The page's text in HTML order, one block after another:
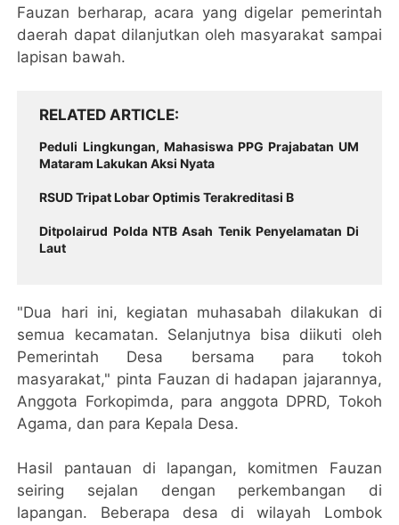
Fauzan berharap, acara yang digelar pemerintah
daerah dapat dilanjutkan oleh masyarakat sampai
lapisan bawah.
RELATED ARTICLE
Peduli Lingkungan, Mahasiswa PPG Prajabatan UM
Mataram Lakukan Aksi Nyata
RSUD Tripat Lobar Optimis Terakreditasi B
Ditpolairud Polda NTB Asah Tenik Penyelamatan Di
Laut
"Dua hari ini, kegiatan muhasabah dilakukan di
semua kecamatan. Selanjutnya bisa diikuti oleh
Pemerintah Desa bersama para tokoh
masyarakat," pinta Fauzan di hadapan jajarannya,
Anggota Forkopimda, para anggota DPRD, Tokoh
Agama, dan para Kepala Desa.
Hasil pantauan di lapangan, komitmen Fauzan
seiring sejalan dengan perkembangan di
lapangan. Beberapa desa di wilayah Lombok